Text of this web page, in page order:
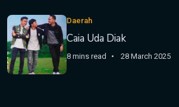
Daerah
Caia Uda Diak
8 mins read 28 March 2025